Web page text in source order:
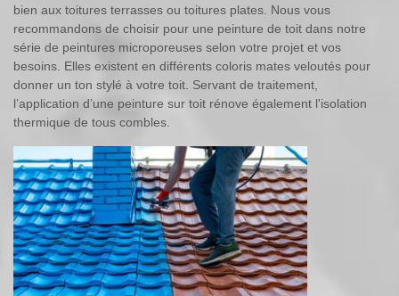
bien aux toitures terrasses ou toitures plates. Nous vous
recommandons de choisir pour une peinture de toit dans notre
série de peintures microporeuses selon votre projet et vos
besoins. Elles existent en différents coloris mates veloutés pour
donner un ton stylé à votre toit. Servant de traitement,
l’application d’une peinture sur toit rénove également l'isolation
thermique de tous combles.